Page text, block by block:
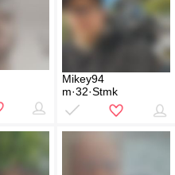
Mikey94
m·32·Stmk